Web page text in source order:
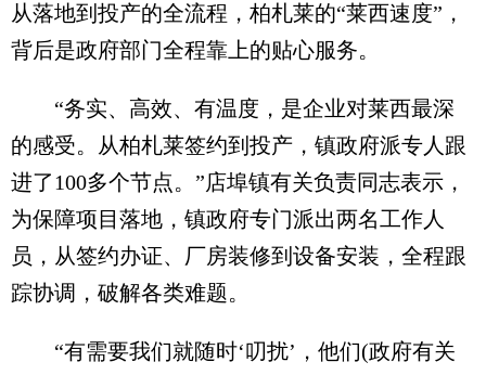
从落地到投产的全流程，柏札莱的“莱西速度”，
背后是政府部门全程靠上的贴心服务。
“务实、高效、有温度，是企业对莱西最深
的感受。从柏札莱签约到投产，镇政府派专人跟
进了100多个节点。”店埠镇有关负责同志表示，
为保障项目落地，镇政府专门派出两名工作人
员，从签约办证、厂房装修到设备安装，全程跟
踪协调，破解各类难题。
“有需要我们就随时‘叨扰’，他们(政府有关